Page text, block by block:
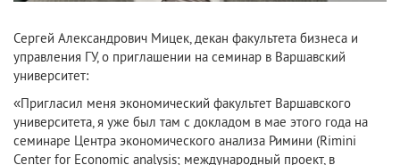
Сергей Александрович Мицек, декан факультета бизнеса и
управления ГУ, о приглашении на семинар в Варшавский
университет:
«Пригласил меня экономический факультет Варшавского
университета, я уже был там с докладом в мае этого года на
семинаре Центра экономического анализа Римини (Rimini
Center for Economic analysis; международный проект, в